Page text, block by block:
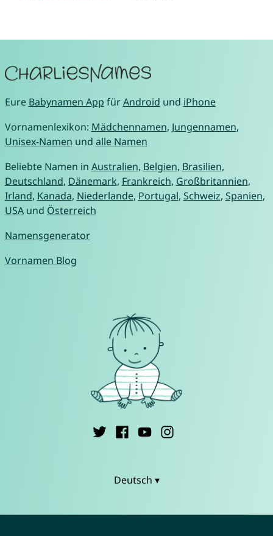
Eure Babynamen App fürAndroid und iPhone
Vornamenlexikon: Mädchennamen, Jungennamen,
Unisex-Namen und alle Namen
Beliebte Namen in Australien, Belgien, Brasilien,
Deutschland, Dänemark, Frankreich, Großbritannien,
Irland, Kanada, Niederlande, Portugal, Schweiz, Spanien,
USAund Österreich
Namensgenerator
Vornamen Blog
Deutsch ▾